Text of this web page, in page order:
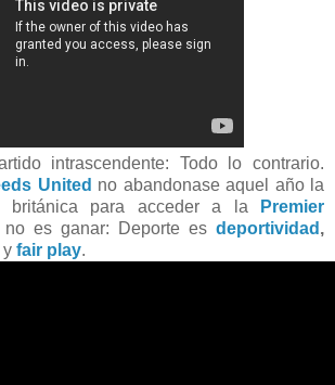
intrascendente: Todo lo contrario.
United no abandonase aquel año la
británica para acceder a la
Premier
no es ganar: Deporte es deportividad ,
y fair play.